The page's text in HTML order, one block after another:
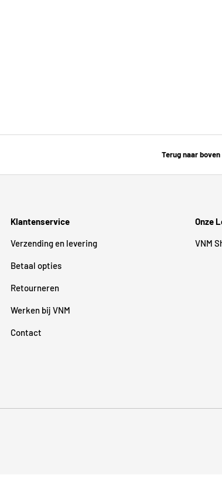
Terug naar boven
Klantenservice
Verzending en levering
Betaal opties
Retourneren
Werken bij VNM
Contact
Onze
VNM